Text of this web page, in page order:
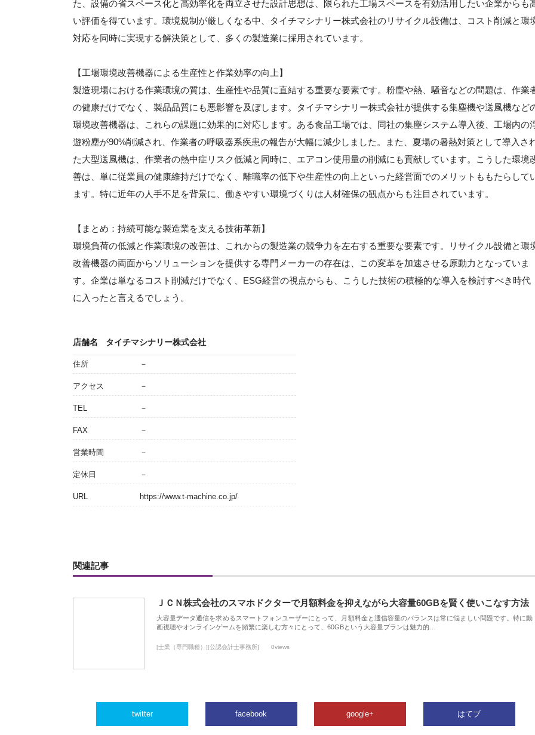
た、設備の省スペース化と高効率化を両立させた設計思想は、限られた工場スペースを有効活用したい企業からも
い評価を得ています。環境規制が厳しくなる中、タイチマシナリー株式会社のリサイクル設備は、コスト削減と環
対応を同時に実現する解決策として、多くの製造業に採用されています。
【工場環境改善機器による生産性と作業効率の向上】
製造現場における作業環境の質は、生産性や品質に直結する重要な要素です。粉塵や熱、騒音などの問題は、作業
の健康だけでなく、製品品質にも悪影響を及ぼします。タイチマシナリー株式会社が提供する集塵機や送風機など
環境改善機器は、これらの課題に効果的に対応します。ある食品工場では、同社の集塵システム導入後、工場内の
遊粉塵が90%削減され、作業者の呼吸器系疾患の報告が大幅に減少しました。また、夏場の暑熱対策として導入さ
た大型送風機は、作業者の熱中症リスク低減と同時に、エアコン使用量の削減にも貢献しています。こうした環境
善は、単に従業員の健康維持だけでなく、離職率の低下や生産性の向上といった経営面でのメリットももたらして
ます。特に近年の人手不足を背景に、働きやすい環境づくりは人材確保の観点からも注目されています。
【まとめ：持続可能な製造業を支える技術革新】
環境負荷の低減と作業環境の改善は、これからの製造業の競争力を左右する重要な要素です。リサイクル設備と環
改善機器の両面からソリューションを提供する専門メーカーの存在は、この変革を加速させる原動力となっていま
す。企業は単なるコスト削減だけでなく、ESG経営の視点からも、こうした技術の積極的な導入を検討すべき時代
に入ったと言えるでしょう。
店舗名 タイチマシナリー株式会社
住所 －
アクセス －
TEL －
FAX －
営業時間 －
定休日 －
URL https://www.t-machine.co.jp/
関連記事
ＪＣＮ株式会社のスマホドクターで月額料金を抑えながら大容量60GBを賢く使いこなす方法
大容量データ通信を求めるスマートフォンユーザーにとって、月額料金と通信容量のバランスは常に悩ましい問題です。特に動
画視聴やオンラインゲームを頻繁に楽しむ方々にとって、60GBという大容量プランは魅力的…
[士業（専門職種）][公認会計士事務所] 0views
twitter facebook google+ はてブ